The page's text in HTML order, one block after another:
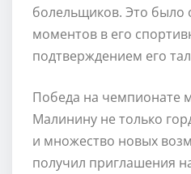
болельщиков. Это было
моментов в его
подтверждением его
Победа на чемпионате
Малинину не только
и множество новых
получил приглашения